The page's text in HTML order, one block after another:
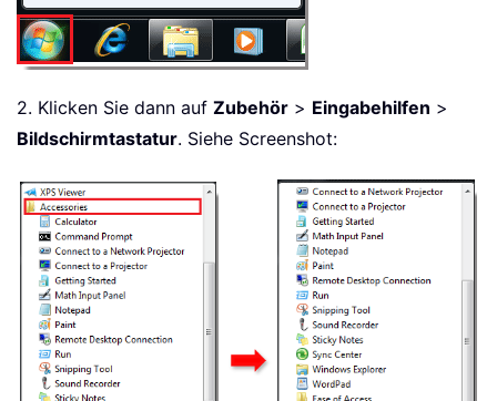
2. Klicken Sie dann auf Zubehör > Eingabehilfen >
Bildschirmtastatur. Siehe Screenshot: